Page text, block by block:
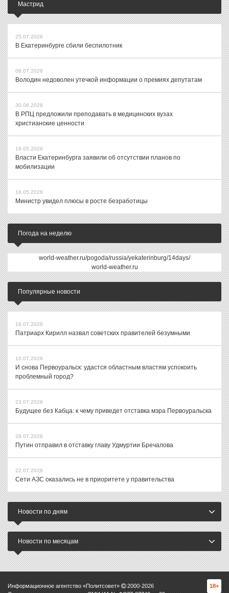
Мастрид
25.07.2026
В Екатеринбурге сбили беспилотник
08.07.2026
Володин недоволен утечкой информации о премиях депутатам
30.06.2026
В РПЦ предложили преподавать в медицинских вузах
христианские ценности
19.05.2026
Власти Екатеринбурга заявили об отсутствии планов по
мобилизации
18.05.2026
Министр увидел плюсы в росте безработицы
Погода на неделю
world-weather.ru/pogoda/russia/yekaterinburg/14days/
world-weather.ru
Популярные новости
16.07.2026
Патриарх Кирилл назвал советских правителей безумными
10.07.2026
И снова Первоуральск: удастся областным властям успокоить
проблемный город?
23.07.2026
Будущее без Кабца: к чему приведет отставка мэра Первоуральска
29.07.2026
Путин отправил в отставку главу Удмуртии Бречалова
22.07.2026
Сети АЗС оказались не в приоритете у правительства
Новости по дням
Новости по месяцам
Информационное агентство «Политсовет» 2000-2026
18+